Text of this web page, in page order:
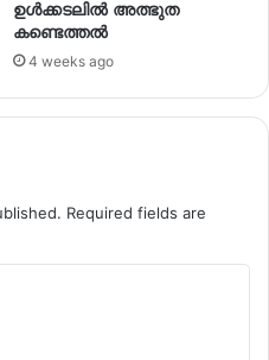
ഉള്‍ക്കടലില്‍ അത്ഭുത
കണ്ടെത്തല്‍
4 weeks ago
Required fields are